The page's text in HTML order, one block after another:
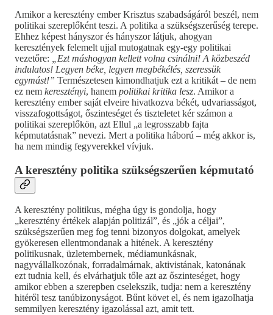
Amikor a keresztény ember Krisztus szabadságáról beszél, nem
politikai szereplőként teszi. A politika a szükségszerűség terepe.
Ehhez képest hányszor és hányszor látjuk, ahogyan
keresztények felemelt ujjal mutogatnak egy-egy politikai
vezetőre:
„Ezt máshogyan kellett volna csinálni! A közbeszéd
indulatos! Legyen béke, legyen megbékélés, szeressük
egymást!” Természetesen kimondhatjuk ezt a kritikát – de nem
ez nem keresztényi, hanem politikai kritika lesz. Amikor a
keresztény ember saját elveire hivatkozva békét, udvariasságot,
visszafogottságot, őszinteséget és tiszteletet kér számon a
politikai szereplőkön, azt Ellul „a legrosszabb fajta
képmutatásnak” nevezi. Mert a politika háború – még akkor is,
ha nem mindig fegyverekkel vívjuk.
A keresztény politika szükségszerűen képmutató
A keresztény politikus, mégha úgy is gondolja, hogy
„keresztény értékek alapján politizál”, és „jók a céljai”,
szükségszerűen meg fog tenni bizonyos dolgokat, amelyek
gyökeresen ellentmondanak a hitének. A keresztény
politikusnak, üzletembernek, médiamunkásnak,
nagyvállalkozónak, forradalmárnak, aktivistának, katonának
ezt tudnia kell, és elvárhatjuk tőle azt az őszinteséget, hogy
amikor ebben a szerepben cselekszik, tudja: nem a keresztény
hitéről tesz tanúbizonyságot. Bűnt követ el, és nem igazolhatja
semmilyen keresztény igazolással azt, amit tett.